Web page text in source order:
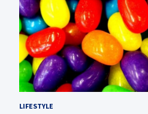
LIFESTYLE